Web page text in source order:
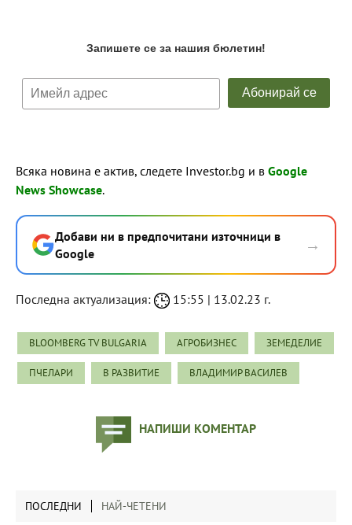
Всяка новина е актив, следете Investor.bg и в Google
News Showcase.
Добави ни в предпочитани източници в
Google
→
Последна актуализация: 15:55 | 13.02.23 г.
BLOOMBERG TV BULGARIA АГРОБИЗНЕС ЗЕМЕДЕЛИЕ
ПЧЕЛАРИ В РАЗВИТИЕ ВЛАДИМИР ВАСИЛЕВ
НАПИШИ КОМЕНТАР
ПОСЛЕДНИ НАЙ-ЧЕТЕНИ